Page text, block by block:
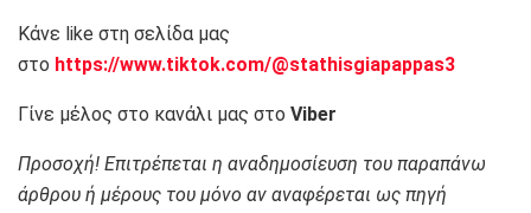
Κάνε like στη σελίδα μας
στο https://www.tiktok.com/@stathisgiapappas3
Γίνε μέλος στο κανάλι μας στο Viber
Προσοχή! Επιτρέπεται η αναδημοσίευση του παραπάνω
άρθρου ή μέρους του μόνο αν αναφέρεται ως πηγή